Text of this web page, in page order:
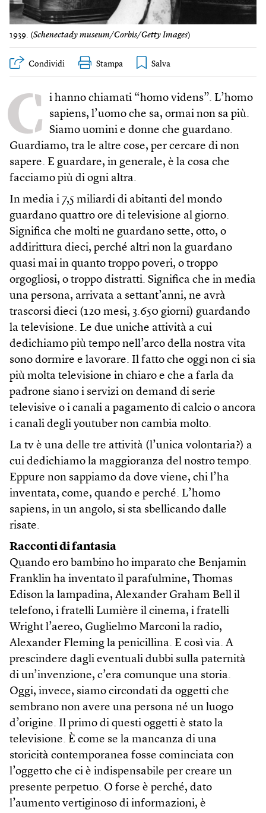
1939. (Schenectady museum/Corbis/Getty Images)
Condividi Stampa
C
i hanno chiamati “homo videns”. L’homo
sapiens, l’uomo che sa, ormai non sa più.
Siamo uomini e donne che guardano.
Guardiamo, tra le altre cose, per cercare di non
sapere. E guardare, in generale, è la cosa che
facciamo più di ogni altra.
In media i 7,5 miliardi di abitanti del mondo
guardano quattro ore di televisione al giorno.
Significa che molti ne guardano sette, otto, o
addirittura dieci, perché altri non la guardano
quasi mai in quanto troppo poveri, o troppo
orgogliosi, o troppo distratti. Significa che in media
una persona, arrivata a settant’anni, ne avrà
trascorsi dieci (120 mesi, 3.650 giorni) guardando
la televisione. Le due uniche attività a cui
dedichiamo più tempo nell’arco della nostra vita
sono dormire e lavorare. Il fatto che oggi non ci sia
più molta televisione in chiaro e che a farla da
padrone siano i servizi on demand di serie
televisive o i canali a pagamento di calcio o ancora
i canali degli youtuber non cambia molto.
La tv è una delle tre attività (l’unica volontaria?) a
cui dedichiamo la maggioranza del nostro tempo.
Eppure non sappiamo da dove viene, chi l’ha
inventata, come, quando e perché. L’homo
sapiens, in un angolo, si sta sbellicando dalle
risate.
Racconti di fantasia
Quando ero bambino ho imparato che Benjamin
Franklin ha inventato il parafulmine, Thomas
Edison la lampadina, Alexander Graham Bell il
telefono, i fratelli Lumière il cinema, i fratelli
Wright l’aereo, Guglielmo Marconi la radio,
Alexander Fleming la penicillina. E così via. A
prescindere dagli eventuali dubbi sulla paternità
di un’invenzione, c’era comunque una storia.
Oggi, invece, siamo circondati da oggetti che
sembrano non avere una persona né un luogo
d’origine. Il primo di questi oggetti è stato la
televisione. È come se la mancanza di una
storicità contemporanea fosse cominciata con
l’oggetto che ci è indispensabile per creare un
presente perpetuo. O forse è perché, dato
l’aumento vertiginoso di informazioni, è